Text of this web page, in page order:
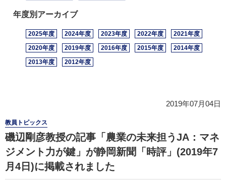
年度別アーカイブ
2025年度 2024年度 2023年度 2022年度
2021年度
2020年度
2019年度 2016年度 2015年度
2014年度
2013年度
2012年度
2019年07月04日
教員トピックス
磯辺剛彦教授の記事「農業の未来担うJA：マネ
ジメント力が鍵」が静岡新聞「時評」(2019年7
月4日)に掲載されました